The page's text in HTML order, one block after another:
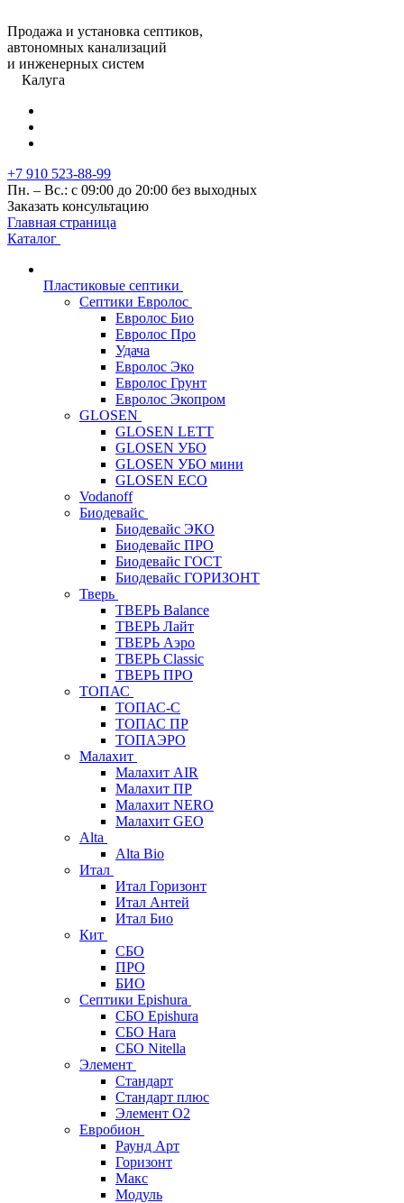
Продажа и установка септиков,
автономных канализаций
и инженерных систем
Калуга
+7 910 523-88-99
Пн. – Вс.: с 09:00 до 20:00 без выходных
Заказать консультацию
Главная страница
Каталог
Пластиковые септики
Септики Евролос
Евролос Био
Евролос Про
Удача
Евролос Эко
Евролос Грунт
Евролос Экопром
GLOSEN
GLOSEN LETT
GLOSEN УБО
GLOSEN УБО мини
GLOSEN ECO
Vodanoff
Биодевайс
Биодевайс ЭКО
Биодевайс ПРО
Биодевайс ГОСТ
Биодевайс ГОРИЗОНТ
Тверь
ТВЕРЬ Balance
ТВЕРЬ Лайт
ТВЕРЬ Аэро
ТВЕРЬ Classic
ТВЕРЬ ПРО
ТОПАС
ТОПАС-С
ТОПАС ПР
ТОПАЭРО
Малахит
Малахит AIR
Малахит ПР
Малахит NERO
Малахит GEO
Alta
Alta Bio
Итал
Итал Горизонт
Итал Антей
Итал Био
Кит
СБО
ПРО
БИО
Септики Epishura
СБО Epishura
СБО Hara
СБО Nitella
Элемент
Стандарт
Стандарт плюс
Элемент О2
Евробион
Раунд Арт
Горизонт
Макс
Модуль